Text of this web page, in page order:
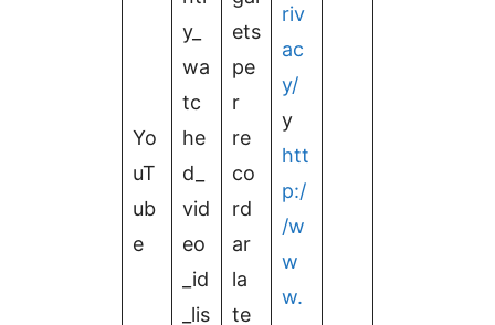
Yo
uT
ub
e
y_
wa
tc
he
d_
vid
eo
_id
_lis
ets
pe
r
re
co
rd
ar
la
te
riv
ac
y/
y
htt
p:/
/w
w
w.